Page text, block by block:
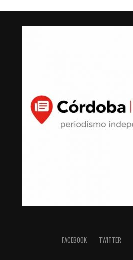
FACEBOOK TWITTER